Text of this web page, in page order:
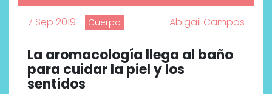
7 Sep 2019 Cuerpo Abigail Campos
La aromacología llega al baño
para cuidar la piel y los
sentidos